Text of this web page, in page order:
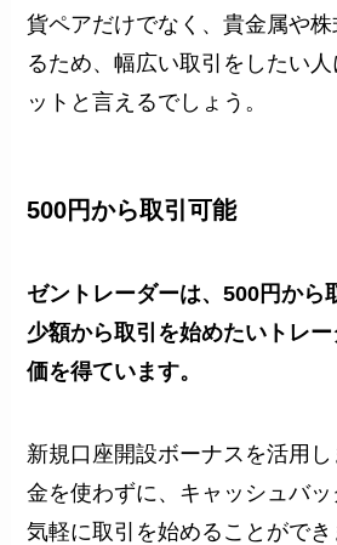
貨ペアだけでなく、貴金属や
るため、幅広い取引をしたい
ットと言えるでしょう。
500円から取引可能
ゼントレーダーは、500円から
少額から取引を始めたいトレ
価を得ています。
新規口座開設ボーナスを活用
金を使わずに、キャッシュバ
気軽に取引を始めることができ